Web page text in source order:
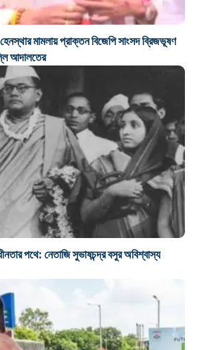
মামলায় প্রাক্তন বিজেপি সাংসদ ব্রিজভূষণ
আদালতের
পথে: নেতাজি সুভাষচন্দ্র বসুর অবিশ্বাস্য